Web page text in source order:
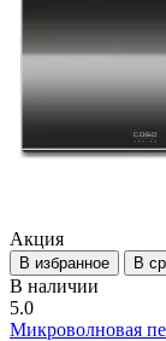
Акция
В избранное В
В наличии
5.0
Микроволновая